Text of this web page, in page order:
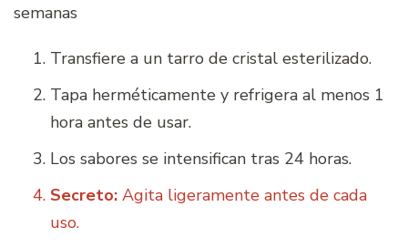
semanas
Transfiere a un tarro de cristal esterilizado.
Tapa herméticamente y refrigera al menos 1
hora antes de usar.
Los sabores se intensifican tras 24 horas.
Secreto: Agita ligeramente antes de cada
uso.